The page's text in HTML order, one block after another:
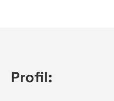
Profil: